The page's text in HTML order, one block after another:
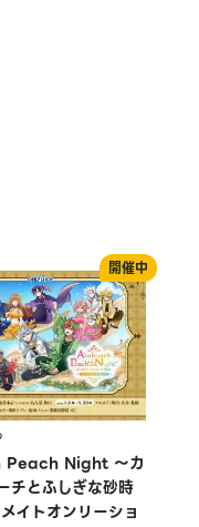
Night 〜カ
チとふしぎな砂時
イトオンリーショ